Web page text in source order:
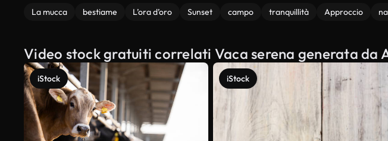
La mucca bestiame L’ora d’oro Sunset campo tranquillità Approccio
Video stock gratuiti correlati Vaca serena generata da
iStock iStock